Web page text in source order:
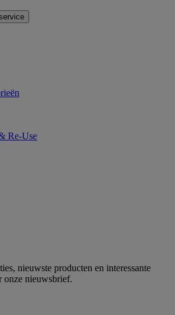
Re-Use
nieuwste producten en interessante
nieuwsbrief.